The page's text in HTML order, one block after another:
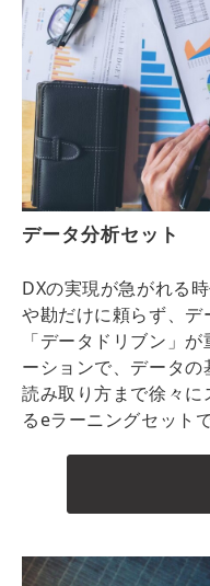
データ分析セット
DXの実現が急がれる
や勘だけに頼らず、
「データドリブン」
ーションで、データ
読み取り方まで徐々に
るeラーニングセットで